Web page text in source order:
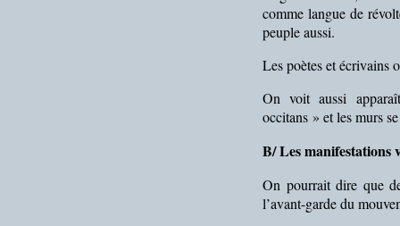
comme langue de
peuple aussi.
Les poètes et écrivains
On voit aussi
occitans » et les murs
B/ Les manifestations
On pourrait dire que
l’avant-garde du